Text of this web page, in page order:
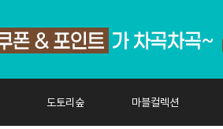
도토리숲 마블컬렉션